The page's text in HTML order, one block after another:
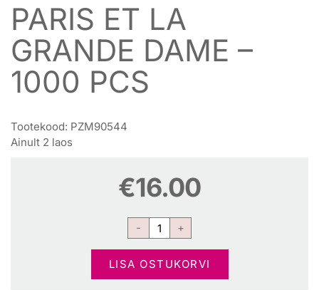
PARIS ET LA
GRANDE DAME –
1000 PCS
Tootekood: PZM90544
Ainult 2 laos
€16.00
LISA OSTUKORVI